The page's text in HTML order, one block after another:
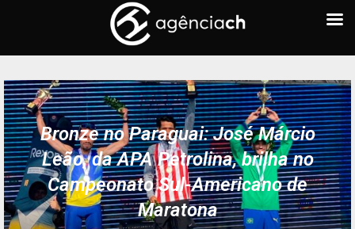
Bronze no Paraguai: José Márcio
Leão, da APA Petrolina, brilha no
Campeonato Sul-Americano de
Maratona